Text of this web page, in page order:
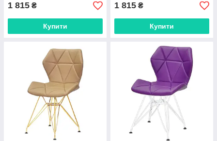
1 815 ₴
Купити
1 815 ₴
Купити